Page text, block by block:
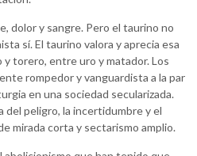
dolor y sangre. Pero el taurino no
sí. El taurino valora y aprecia esa
torero, entre uro y matador. Los
rompedor y vanguardista a la par
en una sociedad secularizada.
del peligro, la incertidumbre y el
mirada corta y sectarismo amplio.